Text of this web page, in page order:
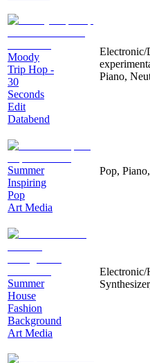
Moody
Trip Hop -
30
Seconds
Edit
Databend
Electronic/
Piano,
Summer
Inspiring
Pop
Art Media
Pop,
Summer
House
Fashion
Background
Art Media
Electronic/